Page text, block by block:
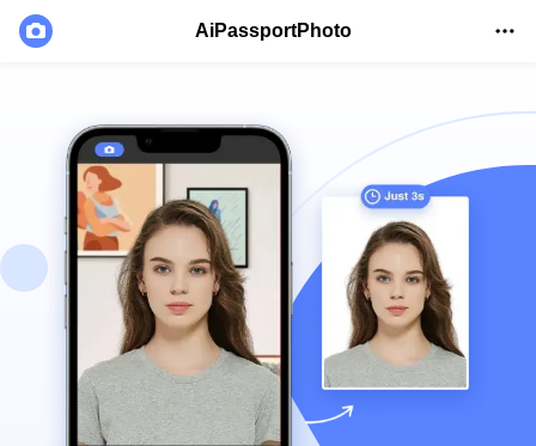
AiPassportPhoto